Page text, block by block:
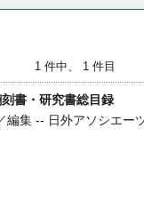
1 件中、 1 件目
書・研究書総目録
編集 -- 日外アソシエー